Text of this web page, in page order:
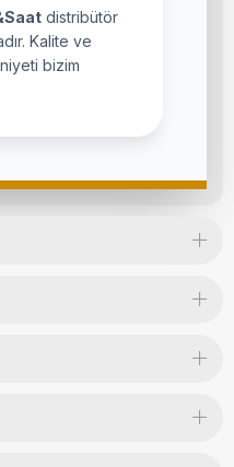
distribütör
Kalite ve
bizim